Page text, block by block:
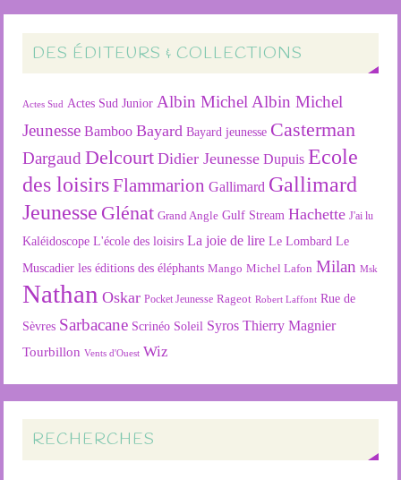
DES ÉDITEURS & COLLECTIONS
Actes Sud Actes Sud Junior Albin Michel Albin Michel
Jeunesse Bamboo Bayard Bayard jeunesse Casterman
Dargaud Delcourt Didier Jeunesse Dupuis Ecole
des loisirsFlammarion Gallimard Gallimard
Jeunesse Glénat Grand Angle Gulf Stream Hachette J'ai lu
Kaléidoscope L'école des loisirs La joie de lire Le Lombard Le
Muscadier les éditions des éléphants Mango Michel Lafon Milan Msk
Nathan Oskar Pocket Jeunesse Rageot Robert Laffont Rue de
Sèvres Sarbacane Scrinéo Soleil Syros Thierry Magnier
Tourbillon Vents d'Ouest Wiz
RECHERCHES